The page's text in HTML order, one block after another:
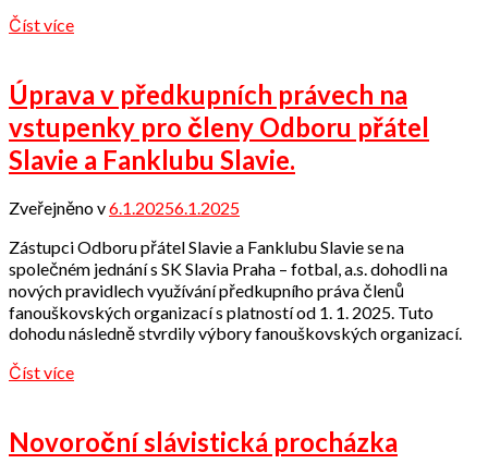
Číst více
Úprava v předkupních právech na
vstupenky pro členy Odboru přátel
Slavie a Fanklubu Slavie.
Zveřejněno v6.1.20256.1.2025
přátel
Zástupci Odboru přátel Slavie a Fanklubu Slavie se na
společném jednání s SK Slavia Praha – fotbal, a.s. dohodli na
nových pravidlech využívání předkupního práva členů
fanouškovských organizací s platností od 1. 1. 2025. Tuto
dohodu následně stvrdily výbory fanouškovských organizací.
Číst více
Novoroční slávistická procházka